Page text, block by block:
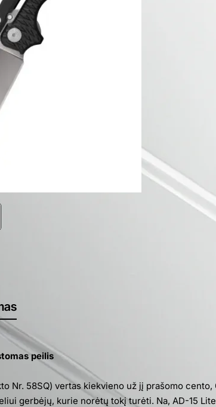
peilis
Nr. 58SQ) vertas kiekvieno už jį prašomo
gerbėjų, kurie norėtų tokį turėti. Na, AD-15